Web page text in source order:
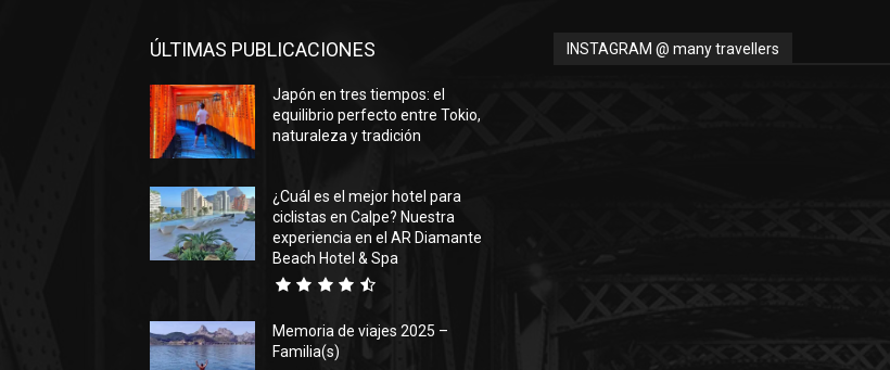
ÚLTIMAS PUBLICACIONES
Japón en tres tiempos: el
equilibrio perfecto entre Tokio,
naturaleza y tradición
¿Cuál es el mejor hotel para
ciclistas en Calpe? Nuestra
experiencia en el AR Diamante
Beach Hotel & Spa
Memoria de viajes 2025 –
Familia(s)
INSTAGRAM @ many travellers